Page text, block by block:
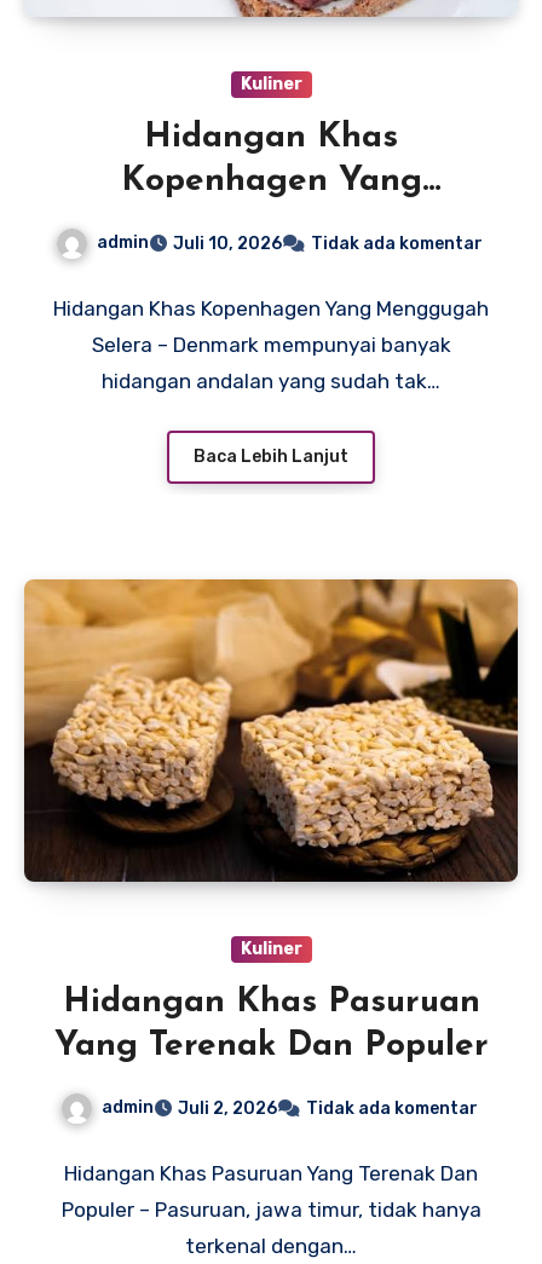
Kuliner
Hidangan Khas
Kopenhagen Yang
admin Juli 10, 2026 Tidak ada komentar
Hidangan Khas Kopenhagen Yang Menggugah
Selera – Denmark mempunyai banyak
hidangan andalan yang sudah tak…
Baca Lebih Lanjut
Kuliner
Hidangan Khas Pasuruan
Yang Terenak Dan Populer
admin Juli 2, 2026 Tidak ada komentar
Hidangan Khas Pasuruan Yang Terenak Dan
Populer – Pasuruan, jawa timur, tidak hanya
terkenal dengan…